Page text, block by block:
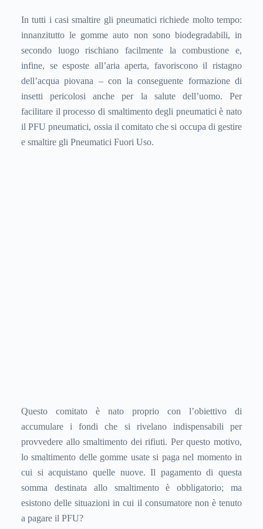
In tutti i casi smaltire gli pneumatici richiede molto tempo:
innanzitutto le gomme auto non sono biodegradabili, in
secondo luogo rischiano facilmente la combustione e,
infine, se esposte all’aria aperta, favoriscono il ristagno
dell’acqua piovana – con la conseguente formazione di
insetti pericolosi anche per la salute dell’uomo. Per
facilitare il processo di smaltimento degli pneumatici è nato
ilPFU pneumatici, ossia il comitato che si occupa di gestire
e smaltire gli Pneumatici Fuori Uso.
Questo comitato è nato proprio con l’obiettivo di
accumulare i fondi che si rivelano indispensabili per
provvedere allo smaltimento dei rifiuti. Per questo motivo,
lo smaltimento delle gomme usate si paga nel momento in
cui si acquistano quelle nuove. Il pagamento di questa
somma destinata allo smaltimento è obbligatorio; ma
esistono delle situazioni in cui il consumatore non è tenuto
a pagare il PFU?